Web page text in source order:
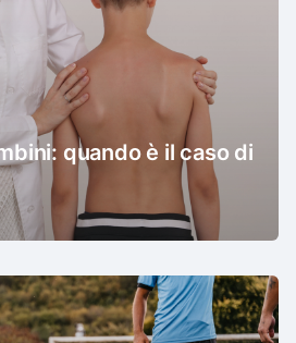
quando è il caso di